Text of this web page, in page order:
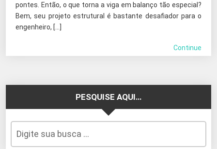
pontes. Então, o que torna a viga em balanço tão especial?
Bem, seu projeto estrutural é bastante desafiador para o
engenheiro, […]
Continue
PESQUISE AQUI…